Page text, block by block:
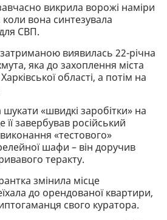
викрила ворожі наміри
коли вона синтезувала
СВП.
виявилась 22-річна
яка до захоплення міста
області, а потім на
«швидкі заробітки» на
завербував російський
«тестового»
шафи – він доручив
теракту.
змінила місце
до орендованої квартири,
свого куратора.